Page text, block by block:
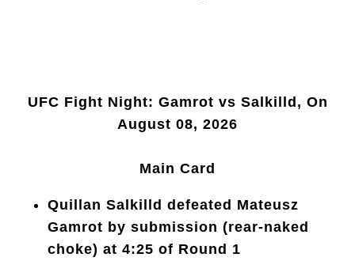
UFC Fight Night: Gamrot vs Salkilld, On
August 08, 2026
Main Card
Quillan Salkilld defeated Mateusz
Gamrot by submission (rear-naked
choke) at 4:25 of Round 1